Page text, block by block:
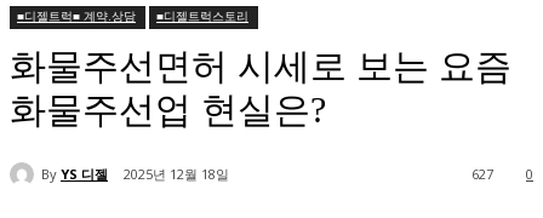
■디젤트럭■ 계약.상담 ■디젤트럭스토리
화물주선면허 시세로 보는 요즘
화물주선업 현실은?
By YS 디젤 2025년 12월 18일 0
627